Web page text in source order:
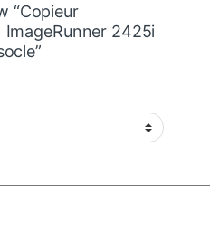
“Copieur
2425i